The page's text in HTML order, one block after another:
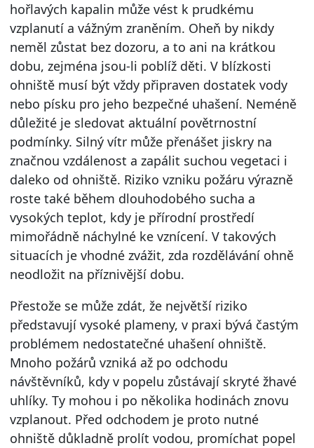
hořlavých kapalin může vést k prudkému
vzplanutí a vážným zraněním. Oheň by nikdy
neměl zůstat bez dozoru, a to ani na krátkou
dobu, zejména jsou-li poblíž děti. V blízkosti
ohniště musí být vždy připraven dostatek vody
nebo písku pro jeho bezpečné uhašení. Neméně
důležité je sledovat aktuální povětrnostní
podmínky. Silný vítr může přenášet jiskry na
značnou vzdálenost a zapálit suchou vegetaci i
daleko od ohniště. Riziko vzniku požáru výrazně
roste také během dlouhodobého sucha a
vysokých teplot, kdy je přírodní prostředí
mimořádně náchylné ke vznícení. V takových
situacích je vhodné zvážit, zda rozdělávání ohně
neodložit na příznivější dobu.
Přestože se může zdát, že největší riziko
představují vysoké plameny, v praxi bývá častým
problémem nedostatečné uhašení ohniště.
Mnoho požárů vzniká až po odchodu
návštěvníků, kdy v popelu zůstávají skryté žhavé
uhlíky. Ty mohou i po několika hodinách znovu
vzplanout. Před odchodem je proto nutné
ohniště důkladně prolít vodou, promíchat popel